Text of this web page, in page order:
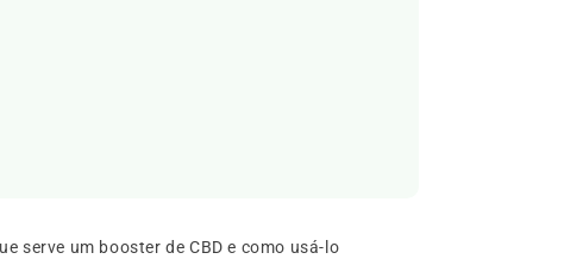
serve um booster de CBD e como usá-lo